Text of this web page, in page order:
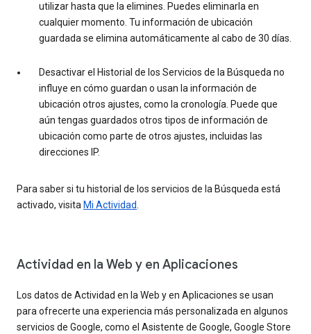
utilizar hasta que la elimines. Puedes eliminarla en
cualquier momento. Tu información de ubicación
guardada se elimina automáticamente al cabo de 30 días.
Desactivar el Historial de los Servicios de la Búsqueda no
influye en cómo guardan o usan la información de
ubicación otros ajustes, como la cronología. Puede que
aún tengas guardados otros tipos de información de
ubicación como parte de otros ajustes, incluidas las
direcciones IP.
Para saber si tu historial de los servicios de la Búsqueda está
activado, visita Mi Actividad.
Actividad en la Web y en Aplicaciones
Los datos de Actividad en la Web y en Aplicaciones se usan
para ofrecerte una experiencia más personalizada en algunos
servicios de Google, como el Asistente de Google, Google Store